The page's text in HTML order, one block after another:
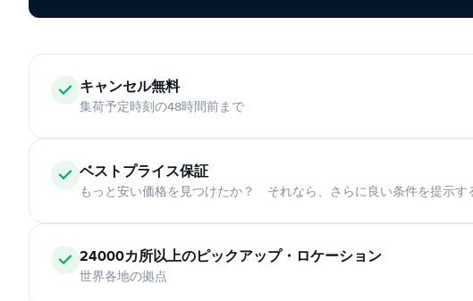
キャンセル無料
集荷予定時刻の48時間前まで
ベストプライス保証
もっと安い価格を見つけたか？ それなら、さらに良い条件を提示す
24000カ所以上のピックアップ・ロケーション
世界各地の拠点